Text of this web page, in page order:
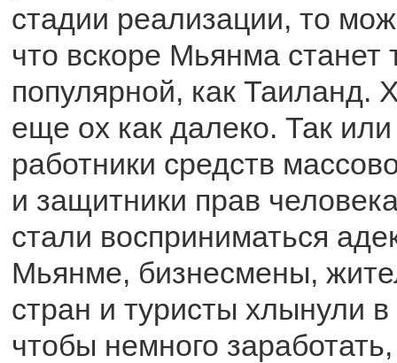
стадии реализации, то
что вскоре Мьянма станет
популярной, как Таиланд.
еще ох как далеко. Так или
работники средств
и защитники прав
стали восприниматься
Мьянме, бизнесмены,
стран и туристы хлынули в
чтобы немного